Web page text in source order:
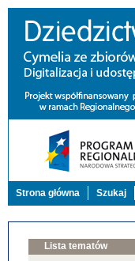
Strona główna Szukaj
Lista tematów